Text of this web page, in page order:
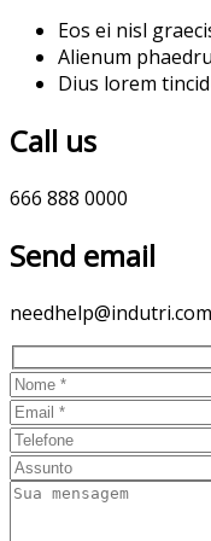
Eos ei nisl
Alienum
Dius lorem
Call us
666 888 0000
Send email
needhelp@indutri.com